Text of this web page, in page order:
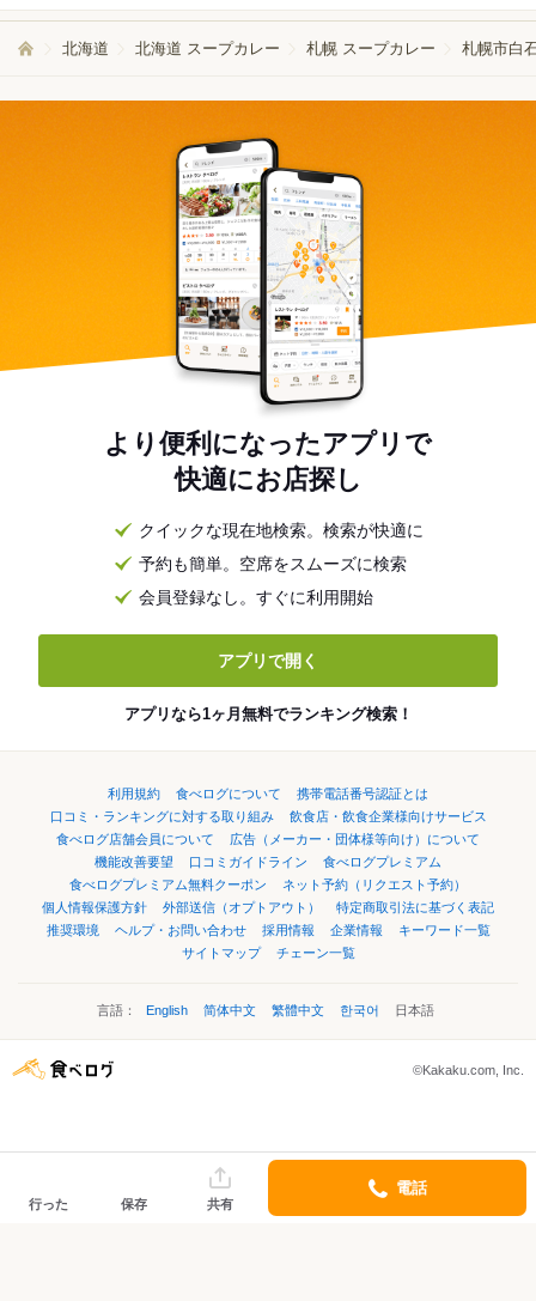
北海道 北海道 スープカレー 札幌 スープカレー 札幌市白
より便利になったアプリで
快適にお店探し
クイックな現在地検索。検索が快適に
予約も簡単。空席をスムーズに検索
会員登録なし。すぐに利用開始
アプリで開く
アプリなら1ヶ月無料でランキング検索！
利用規約 食べログについて
携帯電話番号認証とは
口コミ・ランキングに対する取り組み
飲食店・飲食企業様向けサービス
食べログ店舗会員について
広告（メーカー・団体様等向け）について
機能改善要望
口コミガイドライン
食べログプレミアム
食べログプレミアム無料クーポン
ネット予約（リクエスト予約）
個人情報保護方針
外部送信（オプトアウト）
特定商取引法に基づく表記
推奨環境
ヘルプ・お問い合わせ 採用情報 企業情報
キーワード一覧
サイトマップ
チェーン一覧
言語： English 简体中文 繁體中文 한국어 日本語
©Kakaku.com, Inc.
行った 保存 共有
電話